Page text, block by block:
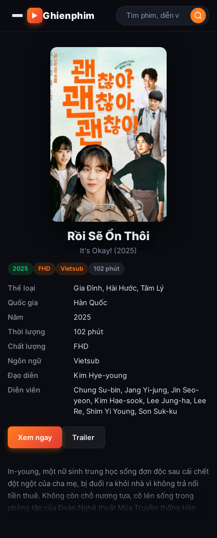
▶ Ghienphim
Rồi Sẽ Ổn Thôi
It's Okay! (2025)
2025 FHD Vietsub 102 phút
Thể loại Gia Đình, Hài Hước, Tâm Lý
Quốc gia
Hàn Quốc
Năm
2025
Thời lượng
102 phút
Chất lượng
FHD
Ngôn ngữ
Vietsub
Đạo diễn
Kim Hye-young
Diễn viên
Chung Su-bin, Jang Yi-jung, Jin Seo-
yeon, Kim Hae-sook, Lee Jung-ha, Lee
Re, Shim Yi Young, Son Suk-ku
Xem ngay Trailer
In-young, một nữ sinh trung học sống đơn độc sau cái chết
đột ngột của cha mẹ, bị đuổi ra khỏi nhà vì không trả nổi
tiền thuê. Không còn chỗ nương tựa, cô lén sống trong
phòng tập của Đoàn Nghệ thuật Múa Truyền thống Hàn